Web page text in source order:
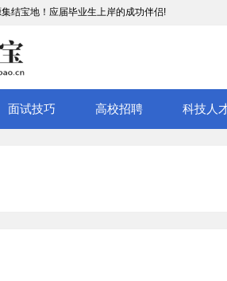
结宝地！应届毕业生上岸的成功伴侣!
面试技巧 高校招聘 科技人